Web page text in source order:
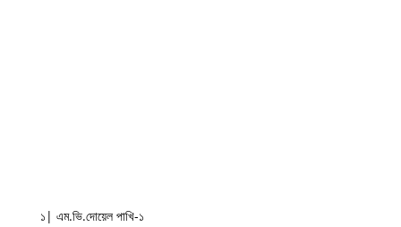
১| এম.ভি.দোয়েল পাখি-১